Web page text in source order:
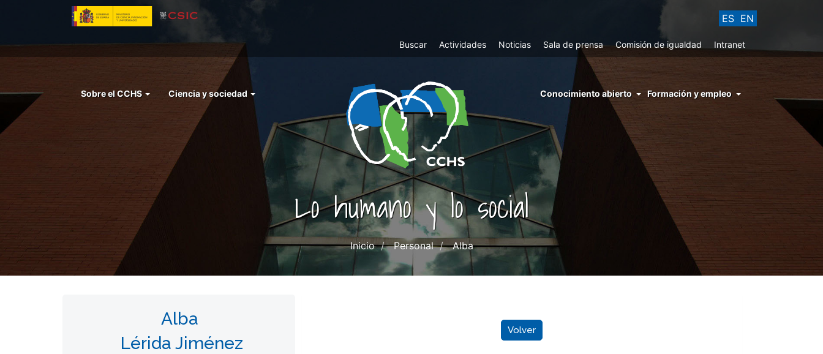
principal
ES EN
Top
Buscar Actividades Noticias Sala de prensa Comisión de igualdad Intranet
Menu
Sobre el CCHS Ciencia y sociedad
menu
conocimiento
abierto
Conocimiento abierto Formación y empleo
Lo humano y lo social
Inicio Personal Alba
Alba
Lérida Jiménez
Volver